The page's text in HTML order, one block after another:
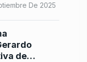
De 2025
de…